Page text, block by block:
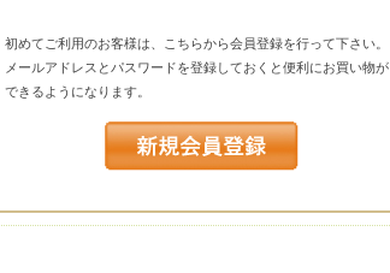
初めてご利用のお客様は、こちらから会員登録を行って下さい。
メールアドレスとパスワードを登録しておくと便利にお買い物が
できるようになります。